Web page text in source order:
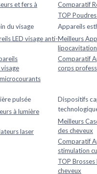
et fers à
Comparatif
TOP
du visage
LED visage anti-
Appareils
Meilleurs
Comparatif
corps
pulsée
à lumière
laser
Dispositifs
Meilleurs
des cheveux
Comparatif
stimulation
TOP
cheveux